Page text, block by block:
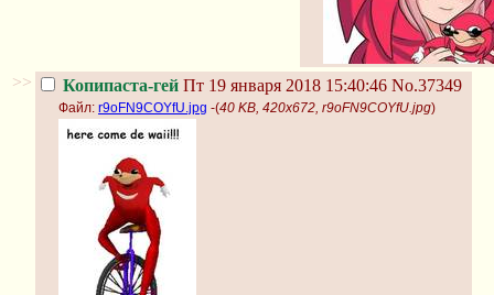
>> Копипаста-гей Пт 19 января 2018 15:40:46 No.37349
Файл: r9oFN9COYfU.jpg -(40 KB, 420x672, r9oFN9COYfU.jpg)